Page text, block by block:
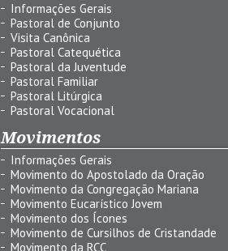
Informações Gerais
Pastoral de Conjunto
Visita Canônica
Pastoral Catequética
Pastoral da Juventude
Pastoral Familiar
Pastoral Litúrgica
Pastoral Vocacional
Movimentos
Informações Gerais
Movimento do Apostolado da Oração
Movimento da Congregação Mariana
Movimento Eucarístico Jovem
Movimento dos Ícones
Movimento de Cursilhos de Cristandade
Movimento da RCC